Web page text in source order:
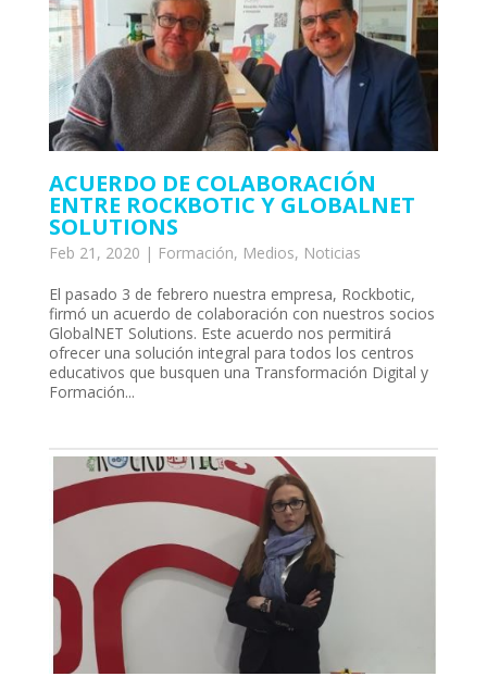
ACUERDO DE COLABORACIÓN
ENTRE ROCKBOTIC Y GLOBALNET
SOLUTIONS
Feb 21, 2020 | Formación, Medios, Noticias
El pasado 3 de febrero nuestra empresa, Rockbotic,
firmó un acuerdo de colaboración con nuestros socios
GlobalNET Solutions. Este acuerdo nos permitirá
ofrecer una solución integral para todos los centros
educativos que busquen una Transformación Digital y
Formación...